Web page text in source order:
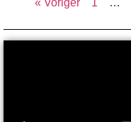
« Voriger 1 …